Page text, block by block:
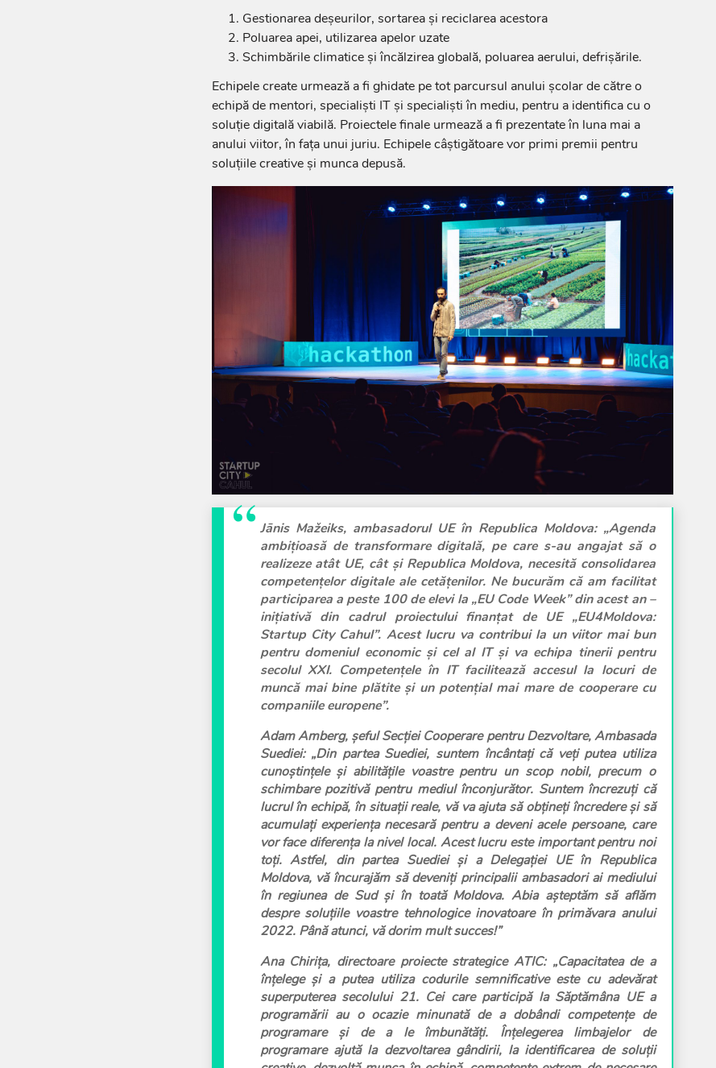
Gestionarea deșeurilor, sortarea și reciclarea acestora
Poluarea apei, utilizarea apelor uzate
Schimbările climatice și încălzirea globală, poluarea aerului, defrișările.
Echipele create urmează a fi ghidate pe tot parcursul anului școlar de către o
echipă de mentori, specialiști IT și specialiști în mediu, pentru a identifica cu o
soluție digitală viabilă. Proiectele finale urmează a fi prezentate în luna mai a
anului viitor, în fața unui juriu. Echipele câștigătoare vor primi premii pentru
soluțiile creative și munca depusă.
Jānis Mažeiks, ambasadorul UE în Republica Moldova: „Agenda
ambițioasă de transformare digitală, pe care s-au angajat să o
realizeze atât UE, cât și Republica Moldova, necesită consolidarea
competențelor digitale ale cetățenilor. Ne bucurăm că am facilitat
participarea a peste 100 de elevi la „EU Code Week” din acest an –
inițiativă din cadrul proiectului finanțat de UE „EU4Moldova:
Startup City Cahul”. Acest lucru va contribui la un viitor mai bun
pentru domeniul economic și cel al IT și va echipa tinerii pentru
secolul XXI. Competențele în IT facilitează accesul la locuri de
muncă mai bine plătite și un potențial mai mare de cooperare cu
companiile europene”.
Adam Amberg, șeful Secției Cooperare pentru Dezvoltare, Ambasada
Suediei:„Din partea Suediei, suntem încântați că veți putea utiliza
cunoștințele și abilitățile voastre pentru un scop nobil, precum o
schimbare pozitivă pentru mediul înconjurător. Suntem încrezuți că
lucrul în echipă, în situații reale, vă va ajuta să obțineți încredere și să
acumulați experiența necesară pentru a deveni acele persoane, care
vor face diferența la nivel local. Acest lucru este important pentru noi
toți. Astfel, din partea Suediei și a Delegației UE în Republica
Moldova, vă încurajăm să deveniți principalii ambasadori ai mediului
în regiunea de Sud și în toată Moldova. Abia așteptăm să aflăm
despre soluțiile voastre tehnologice inovatoare în primăvara anului
2022. Până atunci, vă dorim mult succes!”
Ana Chirița, directoare proiecte strategice ATIC: „Capacitatea de a
înțelege și a putea utiliza codurile semnificative este cu adevărat
superputerea secolului 21. Cei care participă la Săptămâna UE a
programării au o ocazie minunată de a dobândi competențe de
programare și de a le îmbunătăți. Înțelegerea limbajelor de
programare ajută la dezvoltarea gândirii, la identificarea de soluții